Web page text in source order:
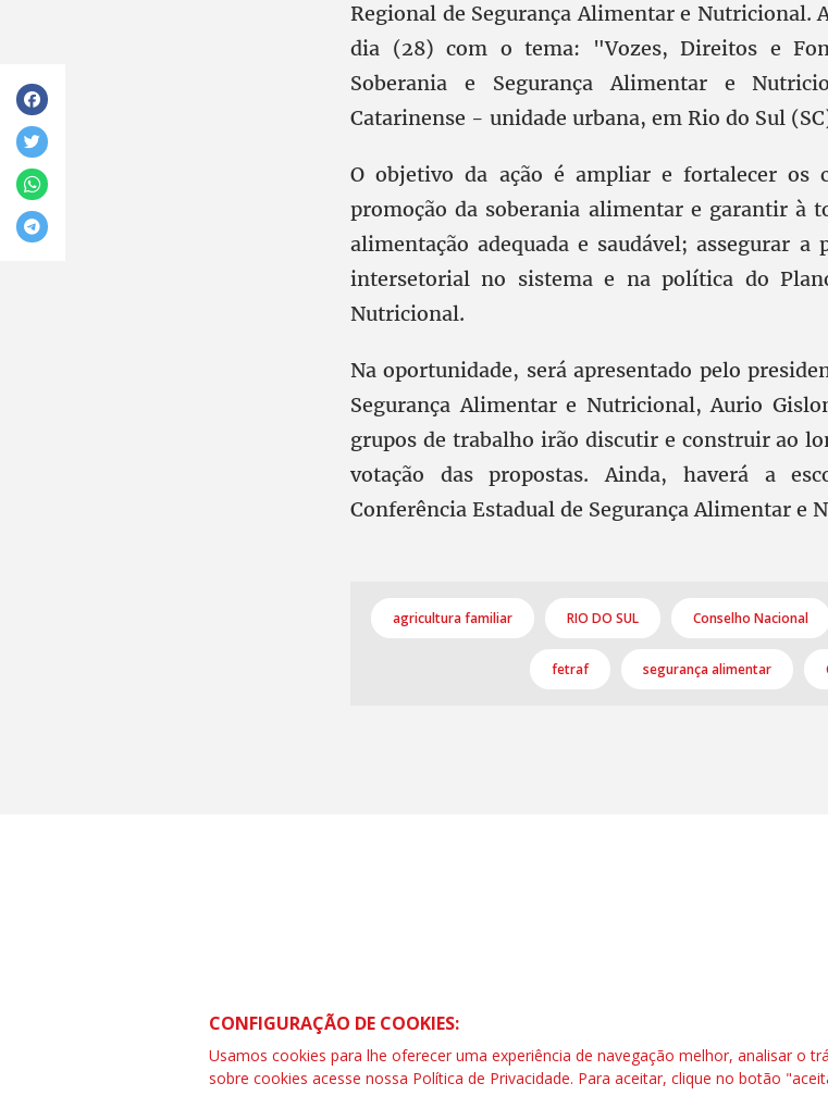
Regional de Segurança Alimentar e Nutricional.
dia (28) com o tema: "Vozes, Direitos e
Soberania e Segurança Alimentar e
Catarinense - unidade urbana, em Rio do Sul
O objetivo da ação é ampliar e fortalecer os
promoção da soberania alimentar e garantir à
alimentação adequada e saudável; assegurar a
intersetorial no sistema e na política do
Nutricional.
Na oportunidade, será apresentado pelo
Segurança Alimentar e Nutricional, Aurio
grupos de trabalho irão discutir e construir ao
votação das propostas. Ainda, haverá a
Conferência Estadual de Segurança Alimentar e
agricultura familiar RIO DO SUL Conselho Nacional
fetraf segurança alimentar
SCS Quadra 01 – Bloco “I” Ed. Central, 6º andar. Salas 603 a 606 |CEP: 70.304-900
Asa Sul – Brasília – DF
Telefone (61) 3032-8857 | www.contrafbrasil.org.br| secgeral@fetraf.org.br
SAC: 0800 04209 13
CONFIGURAÇÃO DE COOKIES:
Usamos cookies para lhe oferecer uma experiência de navegação melhor, analisar o
sobre cookies acesse nossa Política de Privacidade. Para aceitar, clique no botão